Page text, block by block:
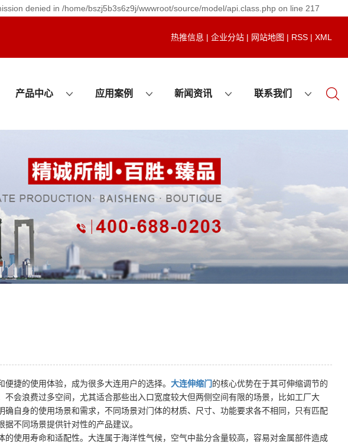
denied in /home/bszj5b3s6z9j/wwwroot/source/model/api.class.php on line 217
热推信息 | 企业分站 | 网站地图 | RSS | XML
产品中心 应用案例 新闻资讯 联系我们
捷的使用体验，成为很多大连用户的选择。 大连伸缩门的核心优势在于其可伸缩调节的
会浪费过多空间，尤其适合那些出入口宽度较大但两侧空间有限的场景，比如工厂大
自身的使用场景和需求，不同场景对门体的材质、尺寸、功能要求各不相同，只有匹配
据不同场景提供针对性的产品建议。
使用寿命和适配性。大连属于海洋性气候，空气中盐分含量较高，容易对金属部件造成